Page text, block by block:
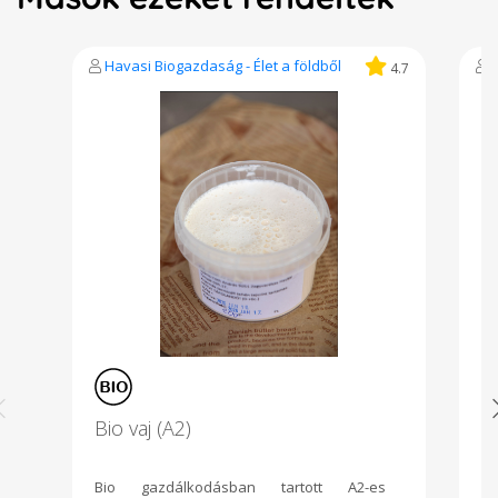
Havasi Biogazdaság - Élet a földből 4.7
Bio vaj (A2)
Bio gazdálkodásban tartott A2-es